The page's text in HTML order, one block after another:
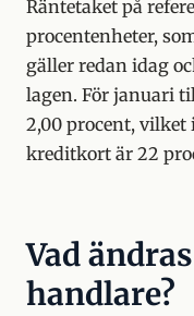
Räntetaket på
procentenheter,
gäller redan idag
lagen. För januari
2,00 procent,
kreditkort är 22
Vad
handlare?